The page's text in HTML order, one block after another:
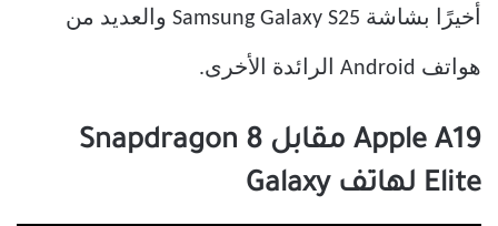
أخيرًا بشاشة Samsung Galaxy S25 والعديد من
هواتف Android الرائدة الأخرى.
Apple A19 مقابل Snapdragon 8
Elite لهاتف Galaxy